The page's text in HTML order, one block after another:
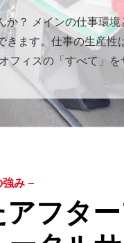
？ メインの仕事環
ます。仕事の生産性
ィスの「すべて」を
強み
アフタ